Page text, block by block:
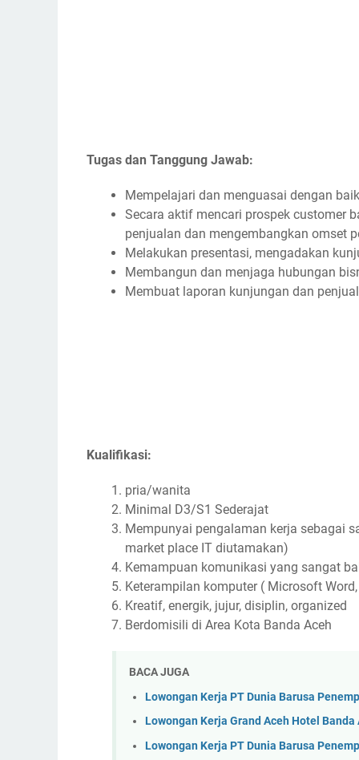
Tugas dan Tanggung Jawab:
Mempelajari dan menguasai dengan
Secara aktif mencari prospek customer
penjualan dan mengembangkan omset
Melakukan presentasi, mengadakan
Membangun dan menjaga hubungan
Membuat laporan kunjungan dan
Kualifikasi:
pria/wanita
Minimal D3/S1 Sederajat
Mempunyai pengalaman kerja sebagai
market place IT diutamakan)
Kemampuan komunikasi yang sangat
Keterampilan komputer ( Microsoft
Kreatif, energik, jujur, disiplin, organized
Berdomisili di Area Kota Banda Aceh
BACA JUGA
Lowongan Kerja PT Dunia Barusa
Lowongan Kerja Grand Aceh Hotel Banda
Lowongan Kerja PT Dunia Barusa